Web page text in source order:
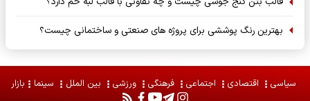
بهترین رنگ پوششی برای پروژه های صنعتی و ساختمانی چیست؟
سیاسی اقتصادی اجتماعی فرهنگی ورزشی بین الملل سینما بازار